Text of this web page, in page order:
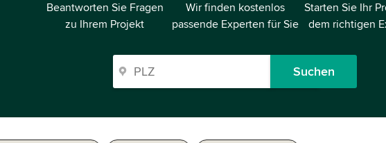
Beantworten Sie Fragen
zu Ihrem Projekt
Wir finden kostenlos
passende Experten für Sie
Starten Sie Ihr
dem richtigen
Suchen